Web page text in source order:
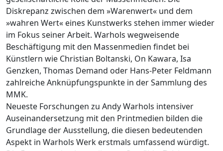
Diskrepanz zwischen dem »Warenwert« und dem
»wahren Wert« eines Kunstwerks stehen immer wieder
im Fokus seiner Arbeit. Warhols wegweisende
Beschäftigung mit den Massenmedien findet bei
Künstlern wie Christian Boltanski, On Kawara, Isa
Genzken, Thomas Demand oder Hans-Peter Feldmann
zahlreiche Anknüpfungspunkte in der Sammlung des
MMK.
Neueste Forschungen zu Andy Warhols intensiver
Auseinandersetzung mit den Printmedien bilden die
Grundlage der Ausstellung, die diesen bedeutenden
Aspekt in Warhols Werk erstmals umfassend würdigt.